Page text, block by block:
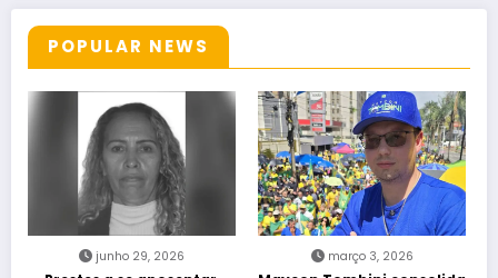
POPULAR NEWS
junho 29, 2026 março 3, 2026